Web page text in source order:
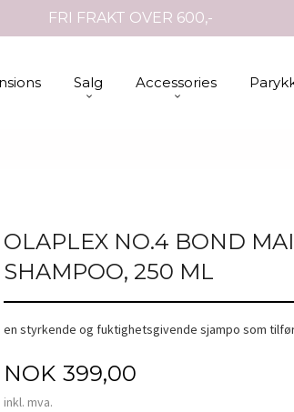
FRI FRAKT OVER 600,-
Salg Accessories
OLAPLEX NO.4 BOND
SHAMPOO, 250 ML
en styrkende og fuktighetsgivende sjampo som
Pris
NOK 399,00
inkl. mva.